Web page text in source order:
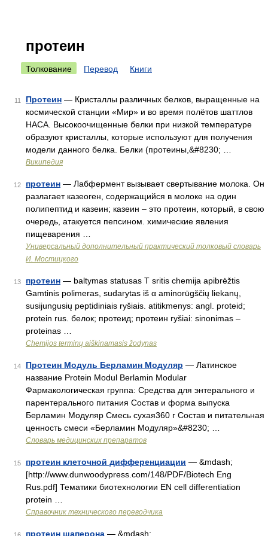
протеин
Толкование Перевод Книги
11 Протеин — Кристаллы различных белков, выращенные на
космической станции «Мир» и во время полётов шаттлов
НАСА. Высокоочищенные белки при низкой температуре
образуют кристаллы, которые используют для получения
модели данного белка. Белки (протеины,&#8230; …
Википедия
12 протеин — Лабфермент вызывает свертывание молока. Он
разлагает казеоген, содержащийся в молоке на один
полипептид и казеин; казеин – это протеин, который, в свою
очередь, атакуется пепсином. химические явления
пищеварения …
Универсальный дополнительный практический толковый словарь
И. Мостицкого
13 протеин — baltymas statusas T sritis chemija apibrėžtis
Gamtinis polimeras, sudarytas iš α aminorūgščių liekanų,
susijungusių peptidiniais ryšiais. atitikmenys: angl. proteid;
protein rus. белок; протеид; протеин ryšiai: sinonimas –
proteinas …
Chemijos terminų aiškinamasis žodynas
14 Протеин Модуль Берламин Модуляр — Латинское
название Protein Modul Berlamin Modular
Фармакологическая группа: Средства для энтерального и
парентерального питания Состав и форма выпуска
Берламин Модуляр Смесь сухая360 г Состав и питательная
ценность смеси «Берламин Модуляр»&#8230; …
Словарь медицинских препаратов
15 протеин клеточной дифференциации — &mdash;
[http://www.dunwoodypress.com/148/PDF/Biotech Eng
Rus.pdf] Тематики биотехнологии EN cell differentiation
protein …
Справочник технического переводчика
протеин шаперона — &mdash;